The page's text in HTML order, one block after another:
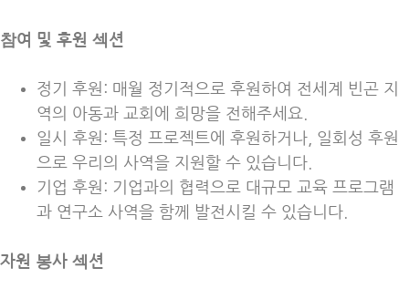
참여 및 후원 섹션
정기 후원: 매월 정기적으로 후원하여 전세계 빈곤 지
역의 아동과 교회에 희망을 전해주세요.
일시 후원: 특정 프로젝트에 후원하거나, 일회성 후원
으로 우리의 사역을 지원할 수 있습니다.
기업 후원: 기업과의 협력으로 대규모 교육 프로그램
과 연구소 사역을 함께 발전시킬 수 있습니다.
자원 봉사 섹션